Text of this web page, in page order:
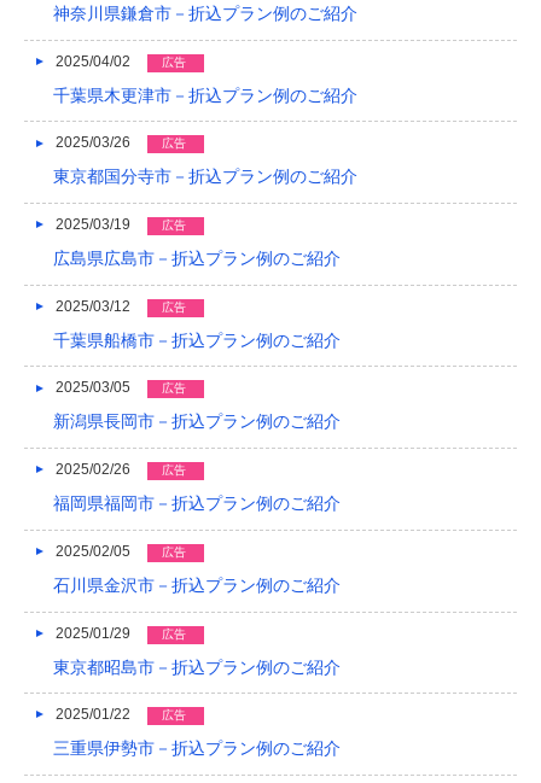
2013/07
2013/06
2013/05
2013/04
2013/01
2012/12
2012/11
2012/10
2012/09
2012/08
神奈川県鎌倉市－折込プラン例のご紹介
2025/04/02 広告
千葉県木更津市－折込プラン例のご紹介
2025/03/26 広告
東京都国分寺市－折込プラン例のご紹介
2025/03/19 広告
広島県広島市－折込プラン例のご紹介
2025/03/12 広告
千葉県船橋市－折込プラン例のご紹介
2025/03/05 広告
新潟県長岡市－折込プラン例のご紹介
2025/02/26 広告
福岡県福岡市－折込プラン例のご紹介
2025/02/05 広告
石川県金沢市－折込プラン例のご紹介
2025/01/29 広告
東京都昭島市－折込プラン例のご紹介
2025/01/22 広告
三重県伊勢市－折込プラン例のご紹介